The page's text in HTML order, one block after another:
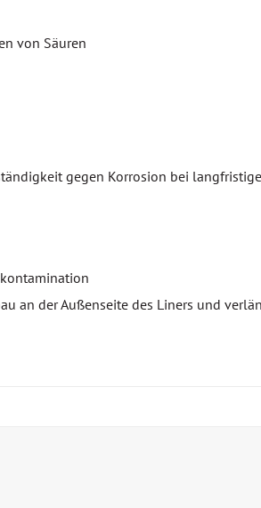
von Säuren
gegen Korrosion bei
an der Außenseite des Liners und